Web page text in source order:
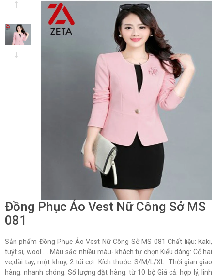
Đồng Phục Áo Vest Nữ Công Sở MS
081
Sản phẩm Đồng Phục Áo Vest Nữ Công Sở MS 081 Chất liệu: Kaki,
tuýt si, wool …. Màu sắc: nhiều màu- khách tự chọn Kiểu dáng: Cổ hai
ve,dài tay, một khuy, 2 túi cơi Kích thước: S/M/L/XL Thời gian giao
hàng: nhanh chóng. Số lượng đặt hàng: từ 10 bộ Giá cả: hợp lý, linh